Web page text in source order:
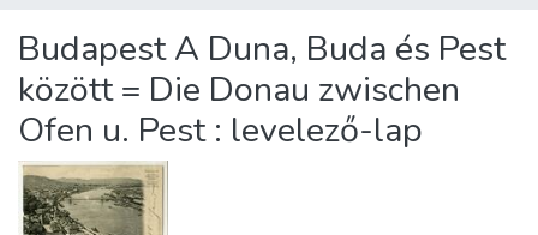
Statistics
About us
Budapest A Duna, Buda és Pest
között = Die Donau zwischen
Ofen u. Pest : levelező-lap